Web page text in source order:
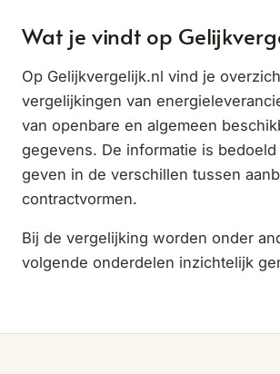
Wat je vindt op
Op Gelijkvergelijk.nl vind je
vergelijkingen van
van openbare en algemeen
gegevens. De informatie is
geven in de verschillen tussen
contractvormen.
Bij de vergelijking worden onder
volgende onderdelen inzichtelijk